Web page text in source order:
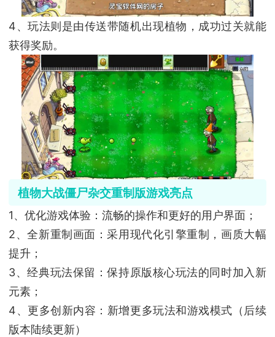
4、玩法则是由传送带随机出现植物，成功过关就能
获得奖励。
植物大战僵尸杂交重制版游戏亮点
1、优化游戏体验：流畅的操作和更好的用户界面；
2、全新重制画面：采用现代化引擎重制，画质大幅
提升；
3、经典玩法保留：保持原版核心玩法的同时加入新
元素；
4、更多创新内容：新增更多玩法和游戏模式（后续
版本陆续更新）